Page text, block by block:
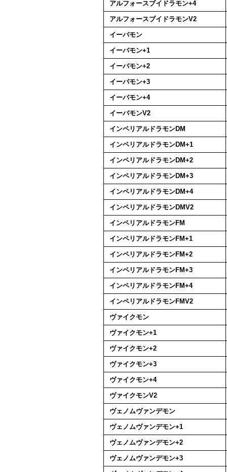
アルフォースブイドラモン+4
アルフォースブイドラモンV2
イーバモン
イーバモン+1
イーバモン+2
イーバモン+3
イーバモン+4
イーバモンV2
インペリアルドラモンDM
インペリアルドラモンDM+1
インペリアルドラモンDM+2
インペリアルドラモンDM+3
インペリアルドラモンDM+4
インペリアルドラモンDMV2
インペリアルドラモンFM
インペリアルドラモンFM+1
インペリアルドラモンFM+2
インペリアルドラモンFM+3
インペリアルドラモンFM+4
インペリアルドラモンFMV2
ヴァイクモン
ヴァイクモン+1
ヴァイクモン+2
ヴァイクモン+3
ヴァイクモン+4
ヴァイクモンV2
ヴェノムヴァンデモン
ヴェノムヴァンデモン+1
ヴェノムヴァンデモン+2
ヴェノムヴァンデモン+3